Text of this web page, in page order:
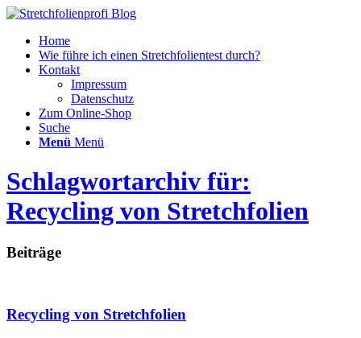
Home
Wie führe ich einen Stretchfolientest durch?
Kontakt
Impressum
Datenschutz
Zum Online-Shop
Suche
Menü Menü
Schlagwortarchiv für:
Recycling von Stretchfolien
Beiträge
Recycling von Stretchfolien